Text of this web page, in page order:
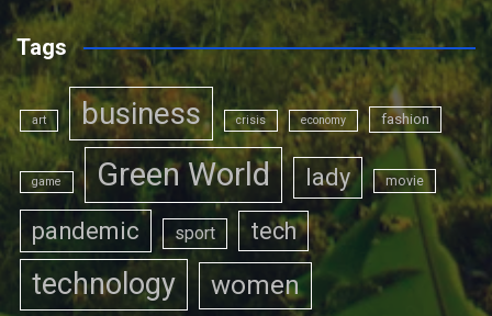
Tags
art business crisis economy fashion
game Green World lady movie
pandemic sport tech
technology women